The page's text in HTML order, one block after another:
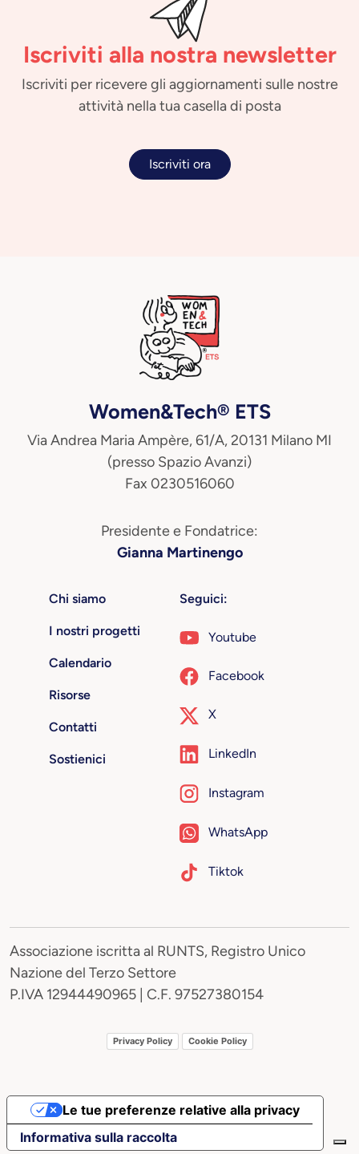
Iscriviti alla nostra newsletter
Iscriviti per ricevere gli aggiornamenti sulle nostre
attività nella tua casella di posta
Iscriviti ora
Women&Tech® ETS
Via Andrea Maria Ampère, 61/A, 20131 Milano MI
(presso Spazio Avanzi)
Fax 0230516060
Presidente e Fondatrice:
Gianna Martinengo
Chi siamo
I nostri progetti
Calendario
Risorse
Contatti
Sostienici
Seguici:
Youtube
Facebook
X
LinkedIn
Instagram
WhatsApp
Tiktok
Associazione iscritta al RUNTS, Registro Unico
Nazione del Terzo Settore
P.IVA 12944490965 | C.F. 97527380154
Privacy Policy Cookie Policy
Informativa sulla raccolta
Le tue preferenze relative alla privacy